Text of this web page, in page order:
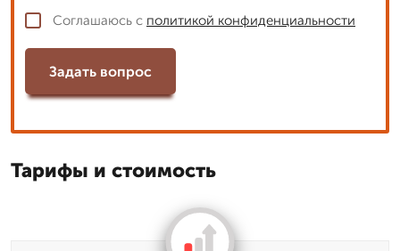
Соглашаюсь с политикой конфиденциальности
Задать вопрос
Тарифы и стоимость